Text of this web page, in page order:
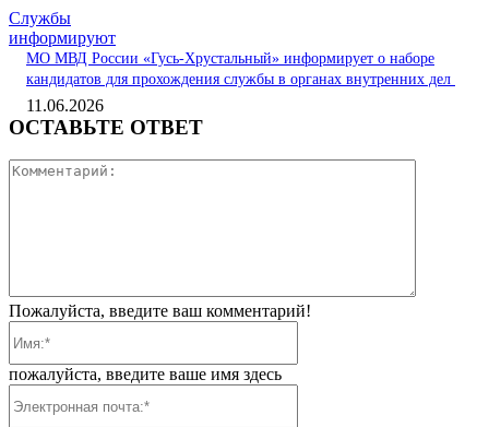
Службы
информируют
МО МВД России «Гусь-Хрустальный» информирует о наборе
кандидатов для прохождения службы в органах внутренних дел
11.06.2026
ОСТАВЬТЕ ОТВЕТ
Пожалуйста, введите ваш комментарий!
пожалуйста, введите ваше имя здесь